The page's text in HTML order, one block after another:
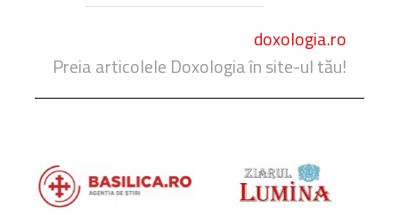
doxologia.ro
Preia articolele Doxologia în site-ul tău!